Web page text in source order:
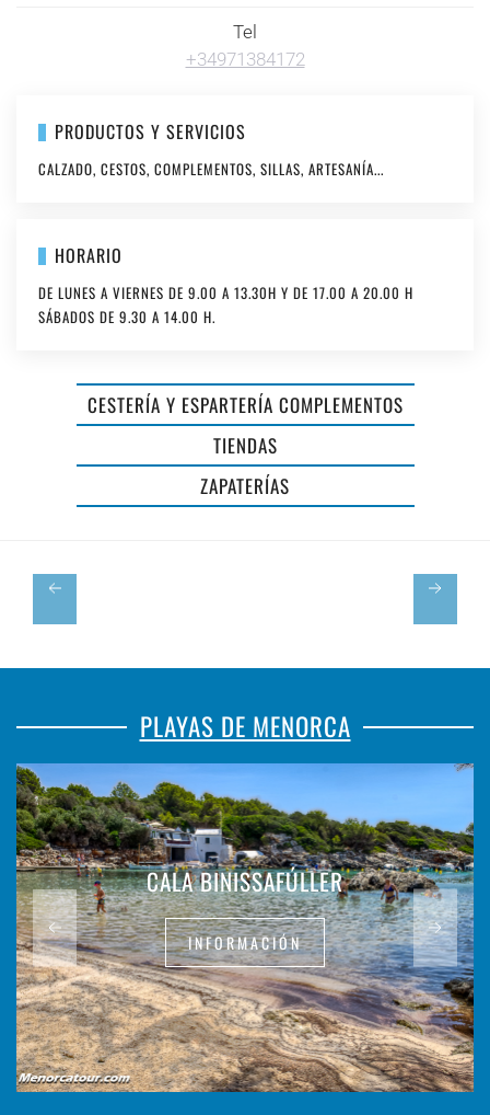
Tel
+34971384172
PRODUCTOS Y SERVICIOS
CALZADO, CESTOS, COMPLEMENTOS, SILLAS, ARTESANÍA...
HORARIO
DE LUNES A VIERNES DE 9.00 A 13.30H Y DE 17.00 A 20.00 H
SÁBADOS DE 9.30 A 14.00 H.
CESTERÍA Y ESPARTERÍA COMPLEMENTOS
TIENDAS
ZAPATERÍAS
ESPARTERÍA
CAN
ÓPTICA
BARCA
🕶️
PLAYAS DE MENORCA
CALA BINISSAFÚLLER
INFORMACIÓN